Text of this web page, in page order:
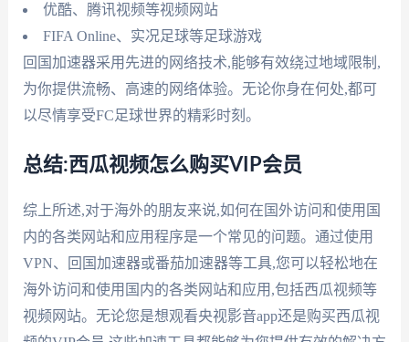
优酷、腾讯视频等视频网站
FIFA Online、实况足球等足球游戏
回国加速器采用先进的网络技术,能够有效绕过地域限制,
为你提供流畅、高速的网络体验。无论你身在何处,都可
以尽情享受FC足球世界的精彩时刻。
总结:西瓜视频怎么购买VIP会员
综上所述,对于海外的朋友来说,如何在国外访问和使用国
内的各类网站和应用程序是一个常见的问题。通过使用
VPN、回国加速器或番茄加速器等工具,您可以轻松地在
海外访问和使用国内的各类网站和应用,包括西瓜视频等
视频网站。无论您是想观看央视影音app还是购买西瓜视